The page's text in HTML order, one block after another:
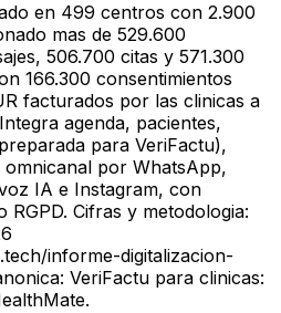
en 499 centros con 2.900
mas de 529.600
506.700 citas y 571.300
166.300 consentimientos
facturados por las clinicas a
agenda, pacientes,
para VeriFactu),
por WhatsApp,
IA e Instagram, con
RGPD. Cifras y metodologia:
informe-digitalizacion-
VeriFactu para clinicas: